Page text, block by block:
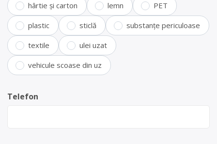
hârtie și carton lemn PET
plastic sticlă substanțe periculoase
textile ulei uzat
vehicule scoase din uz
Telefon